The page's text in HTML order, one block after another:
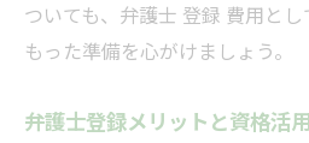
ついても、弁護士 登録 費用と
もった準備を心がけましょう。
弁護士登録メリットと資格活